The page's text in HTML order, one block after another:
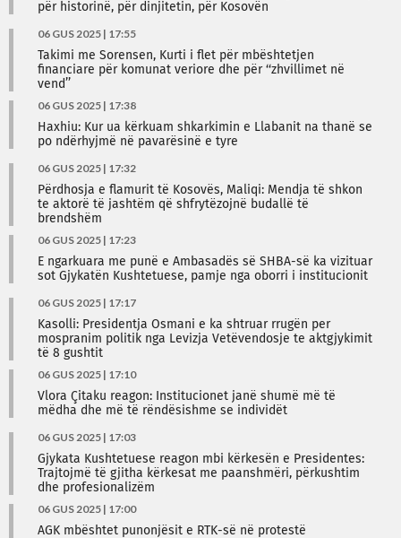
për historinë, për dinjitetin, për Kosovën
06 GUS 2025 | 17:55
Takimi me Sorensen, Kurti i flet për mbështetjen
financiare për komunat veriore dhe për ‘‘zhvillimet në
vend’’
06 GUS 2025 | 17:38
Haxhiu: Kur ua kërkuam shkarkimin e Llabanit na thanë se
po ndërhyjmë në pavarësinë e tyre
06 GUS 2025 | 17:32
Përdhosja e flamurit të Kosovës, Maliqi: Mendja të shkon
te aktorë të jashtëm që shfrytëzojnë budallë të
brendshëm
06 GUS 2025 | 17:23
E ngarkuara me punë e Ambasadës së SHBA-së ka vizituar
sot Gjykatën Kushtetuese, pamje nga oborri i institucionit
06 GUS 2025 | 17:17
Kasolli: Presidentja Osmani e ka shtruar rrugën per
mospranim politik nga Levizja Vetëvendosje te aktgjykimit
të 8 gushtit
06 GUS 2025 | 17:10
Vlora Çitaku reagon: Institucionet janë shumë më të
mëdha dhe më të rëndësishme se individët
06 GUS 2025 | 17:03
Gjykata Kushtetuese reagon mbi kërkesën e Presidentes:
Trajtojmë të gjitha kërkesat me paanshmëri, përkushtim
dhe profesionalizëm
06 GUS 2025 | 17:00
AGK mbështet punonjësit e RTK-së në protestë